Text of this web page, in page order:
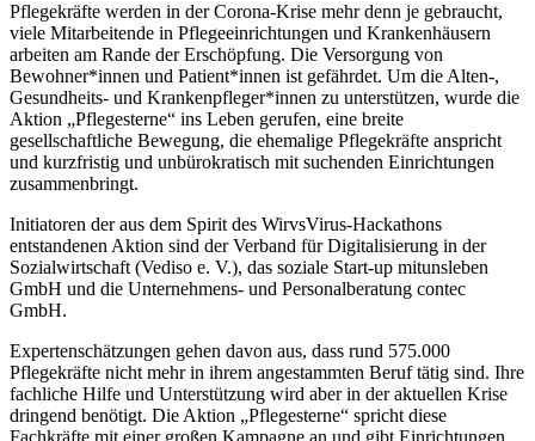
Pflegekräfte werden in der Corona-Krise mehr denn je gebraucht,
viele Mitarbeitende in Pflegeeinrichtungen und Krankenhäusern
arbeiten am Rande der Erschöpfung. Die Versorgung von
Bewohner*innen und Patient*innen ist gefährdet. Um die Alten-,
Gesundheits- und Krankenpfleger*innen zu unterstützen, wurde die
Aktion „Pflegesterne“ ins Leben gerufen, eine breite
gesellschaftliche Bewegung, die ehemalige Pflegekräfte anspricht
und kurzfristig und unbürokratisch mit suchenden Einrichtungen
zusammenbringt.
Initiatoren der aus dem Spirit des WirvsVirus-Hackathons
entstandenen Aktion sind der Verband für Digitalisierung in der
Sozialwirtschaft (Vediso e. V.), das soziale Start-up mitunsleben
GmbH und die Unternehmens- und Personalberatung contec
GmbH.
Expertenschätzungen gehen davon aus, dass rund 575.000
Pflegekräfte nicht mehr in ihrem angestammten Beruf tätig sind. Ihre
fachliche Hilfe und Unterstützung wird aber in der aktuellen Krise
dringend benötigt. Die Aktion „Pflegesterne“ spricht diese